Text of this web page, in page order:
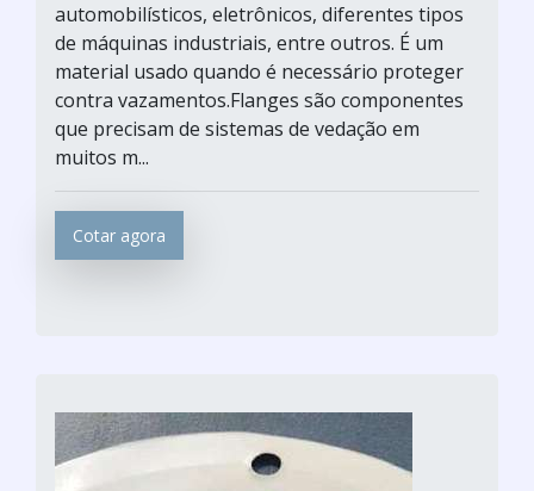
automobilísticos, eletrônicos, diferentes tipos
de máquinas industriais, entre outros. É um
material usado quando é necessário proteger
contra vazamentos.Flanges são componentes
que precisam de sistemas de vedação em
muitos m...
Cotar agora